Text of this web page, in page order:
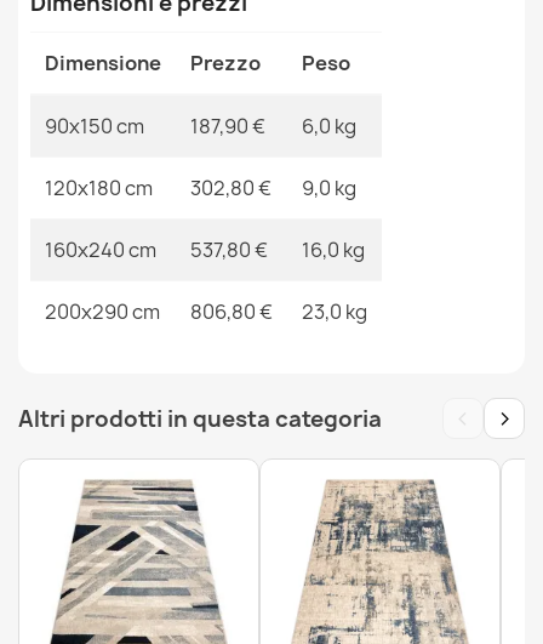
Tappeto SOHO 477.15.LA103 lana OSTA - Ornamento,
cornice naturale beige / terracotta
Tappeto SOHO 477.15.LA102 lana OSTA - Ornamento,
Tappeto SOHO 477.22.LA115 lana OSTA - Ornamento,
fiori beige naturale / terracotta
514,90 €
MPN Kabis_20576
Dimensione Prezzo Peso
90x150 cm 187,90 € 6,0 kg
120x180 cm 302,80 € 9,0 kg
160x240 cm 537,80 € 16,0 kg
200x290 cm 806,80 € 23,0 kg
Altri prodotti in questa categoria ‹ ›